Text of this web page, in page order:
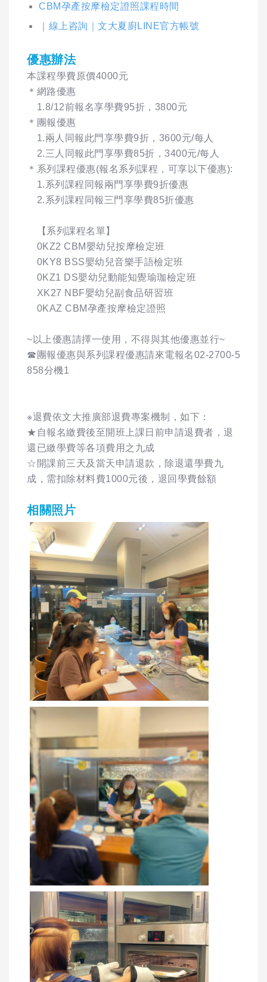
CBM孕產按摩檢定證照課程時間
｜線上咨詢｜文大夏廚LINE官方帳號
優惠辦法
本課程學費原價4000元
＊網路優惠
1.8/12前報名享學費95折，3800元
＊團報優惠
1.兩人同報此門享學費9折，3600元/每人
2.三人同報此門享學費85折，3400元/每人
＊系列課程優惠(報名系列課程，可享以下優惠):
1.系列課程同報兩門享學費9折優惠
2.系列課程同報三門享學費85折優惠
【系列課程名單】
0KZ2 CBM嬰幼兒按摩檢定班
0KY8 BSS嬰幼兒音樂手語檢定班
0KZ1 DS嬰幼兒動能知覺瑜珈檢定班
XK27 NBF嬰幼兒副食品研習班
0KAZ CBM孕產按摩檢定證照
~以上優惠請擇一使用，不得與其他優惠並行~
☎團報優惠與系列課程優惠請來電報名02-2700-5
858分機1
※退費依文大推廣部退費專案機制，如下：
★自報名繳費後至開班上課日前申請退費者，退
還已繳學費等各項費用之九成
☆開課前三天及當天申請退款，除退還學費九
成，需扣除材料費1000元後，退回學費餘額
相關照片